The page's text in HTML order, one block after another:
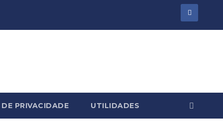
PRIVACIDADE UTILIDADES